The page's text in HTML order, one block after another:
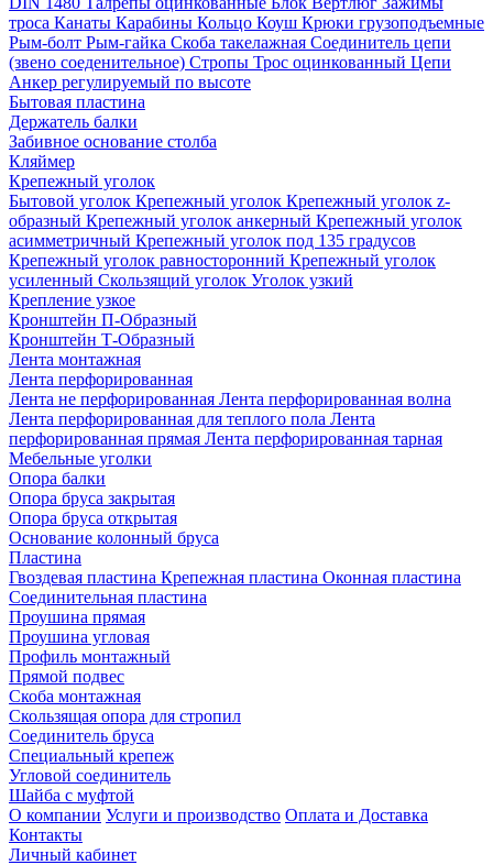
троса Канаты Карабины Кольцо Коуш Крюки грузоподъемные
Рым-болт Рым-гайка Скоба такелажная Соединитель цепи
(звено соеденительное) Стропы Трос оцинкованный Цепи
Анкер регулируемый по высоте
Бытовая пластина
Держатель балки
Забивное основание столба
Кляймер
Крепежный уголок
Бытовой уголок Крепежный уголок Крепежный уголок z-
образный Крепежный уголок анкерный Крепежный уголок
асимметричный Крепежный уголок под 135 градусов
Крепежный уголок равносторонний Крепежный уголок
усиленный Скользящий уголок Уголок узкий
Крепление узкое
Кронштейн П-Образный
Кронштейн Т-Образный
Лента монтажная
Лента перфорированная
Лента не перфорированная Лента перфорированная волна
Лента перфорированная для теплого пола Лента
перфорированная прямая Лента перфорированная тарная
Мебельные уголки
Опора балки
Опора бруса закрытая
Опора бруса открытая
Основание колонный бруса
Пластина
Гвоздевая пластина Крепежная пластина Оконная пластина
Соединительная пластина
Проушина прямая
Проушина угловая
Профиль монтажный
Прямой подвес
Скоба монтажная
Скользящая опора для стропил
Соединитель бруса
Специальный крепеж
Угловой соединитель
Шайба с муфтой
О компании Услуги и производство Оплата и Доставка
Контакты
Личный кабинет